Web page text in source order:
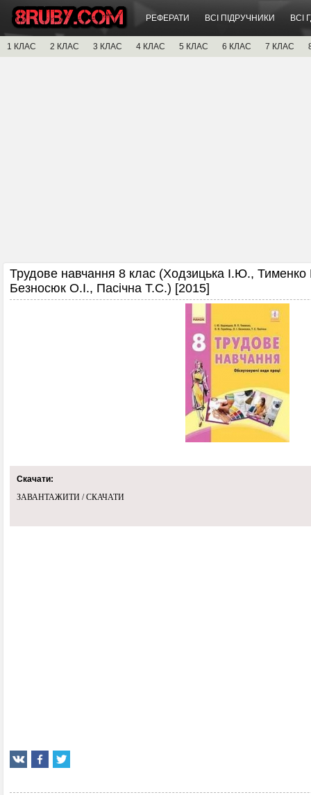
РЕФЕРАТИ ВСІ ПІДРУЧНИКИ ВСІ
1 КЛАС 2 КЛАС 3 КЛАС 4 КЛАС 5 КЛАС 6 КЛАС 7 КЛАС
Трудове навчання 8 клас (Ходзицька І.Ю.,
Безносюк О.І., Пасічна Т.С.) [2015]
Скачати:
ЗАВАНТАЖИТИ / СКАЧАТИ